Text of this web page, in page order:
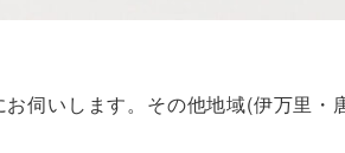
伺いします。その他地域(伊万里